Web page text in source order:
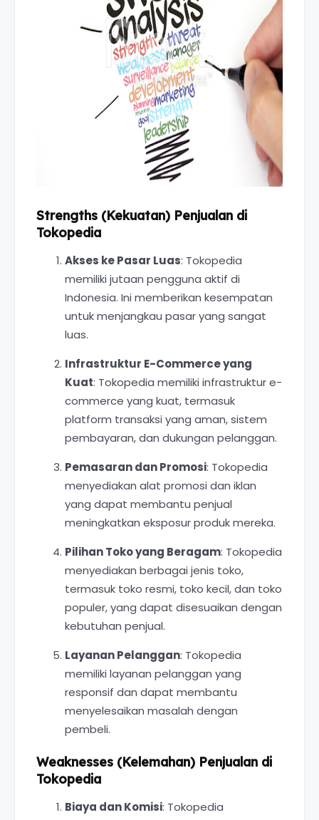
Strengths (Kekuatan) Penjualan di
Tokopedia
Akses ke Pasar Luas: Tokopedia
memiliki jutaan pengguna aktif di
Indonesia. Ini memberikan kesempatan
untuk menjangkau pasar yang sangat
luas.
Infrastruktur E-Commerce yang
Kuat: Tokopedia memiliki infrastruktur e-
commerce yang kuat, termasuk
platform transaksi yang aman, sistem
pembayaran, dan dukungan pelanggan.
Pemasaran dan Promosi: Tokopedia
menyediakan alat promosi dan iklan
yang dapat membantu penjual
meningkatkan eksposur produk mereka.
Pilihan Toko yang Beragam: Tokopedia
menyediakan berbagai jenis toko,
termasuk toko resmi, toko kecil, dan toko
populer, yang dapat disesuaikan dengan
kebutuhan penjual.
Layanan Pelanggan: Tokopedia
memiliki layanan pelanggan yang
responsif dan dapat membantu
menyelesaikan masalah dengan
pembeli.
Weaknesses (Kelemahan) Penjualan di
Tokopedia
Biaya dan Komisi: Tokopedia